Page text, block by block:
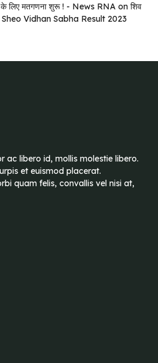
के लिए मतगणना शुरू ! - News RNA on शिव
| Sheo Vidhan Sabha Result 2023
ac libero id, mollis molestie libero.
et euismod placerat.
quam felis, convallis vel nisi at,